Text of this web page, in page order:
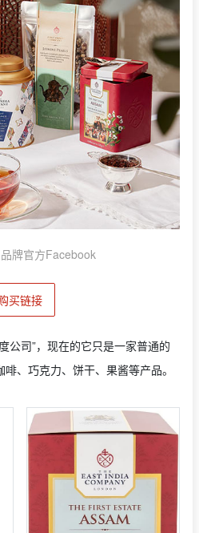
牌官方Facebook
买链接
公司”，现在的它只是一家普通的
、巧克力、饼干、果酱等产品。